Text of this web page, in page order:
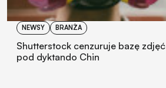
NEWSY BRANŻA
Shutterstock cenzuruje bazę zdjęć
pod dyktando Chin